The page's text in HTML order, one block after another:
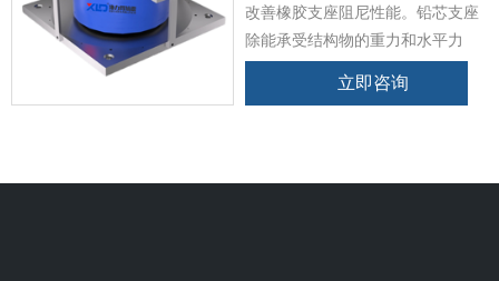
改善橡胶支座阻尼性能。铅芯支座
除能承受结构物的重力和水平力
形还能吸收能量，并可通过橡胶提
立即咨询